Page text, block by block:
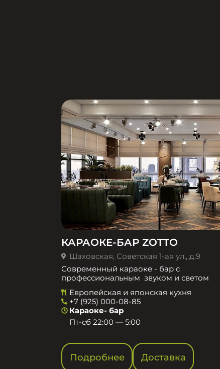
КАРАОКЕ-БАР ZOTTO
Шаховская, Советская 1-ая ул., д.9
Современный караоке - бар с
профессиональным звуком и светом
Европейская и японская кухня
+7 (925) 000-08-85
Караоке- бар
Пт-сб 22:00 — 5:00
Подробнее Доставка